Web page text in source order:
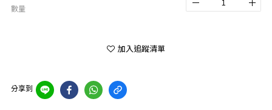
數量
加入追蹤清單
分享到